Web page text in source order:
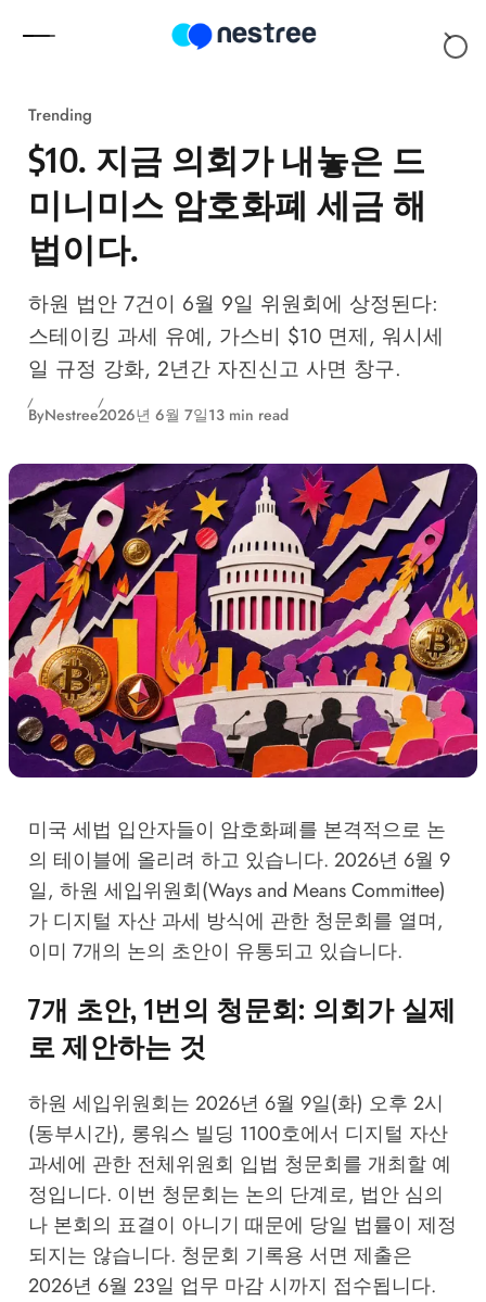
Trending
$10. 지금 의회가 내놓은 드
미니미스 암호화폐 세금 해
법이다.
하원 법안 7건이 6월 9일 위원회에 상정된다:
스테이킹 과세 유예, 가스비 $10 면제, 워시세
일 규정 강화, 2년간 자진신고 사면 창구.
ByNestree2026년 6월 7일13 min read
미국 세법 입안자들이 암호화폐를 본격적으로 논
의 테이블에 올리려 하고 있습니다. 2026년 6월 9
일, 하원 세입위원회(Ways and Means Committee)
가 디지털 자산 과세 방식에 관한 청문회를 열며,
이미 7개의 논의 초안이 유통되고 있습니다.
7개 초안, 1번의 청문회: 의회가 실제
로 제안하는 것
하원 세입위원회는 2026년 6월 9일(화) 오후 2시
(동부시간), 롱워스 빌딩 1100호에서 디지털 자산
과세에 관한 전체위원회 입법 청문회를 개최할 예
정입니다. 이번 청문회는 논의 단계로, 법안 심의
나 본회의 표결이 아니기 때문에 당일 법률이 제정
되지는 않습니다. 청문회 기록용 서면 제출은
2026년 6월 23일 업무 마감 시까지 접수됩니다.